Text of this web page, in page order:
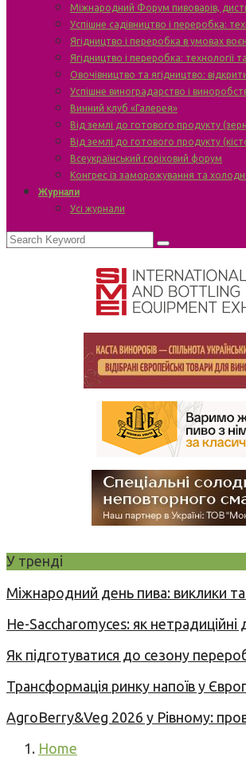
Міжнародний Форум пивоварів,
Успішне садівництво і переробка:
Ягідництво і переробка в умовах
Ягідництво і переробка: технології та
Овочівництво та ягідництво:
Успішне виноградарство і
Винний клуб «Галерея»
Від землі до готового продукту
Від землі до готового продукту
Всеукраїнський горіховий форум
Конгрес із заморожування та
Журнали
Усі журнали
У тренді
Міжнародний день пива: виклики та
Не-Saccharomyces: як
Як підготуватися до сезону
Трансформація ринку напоїв у
AgroBerry&Veg 2026 у Рівному:
Home